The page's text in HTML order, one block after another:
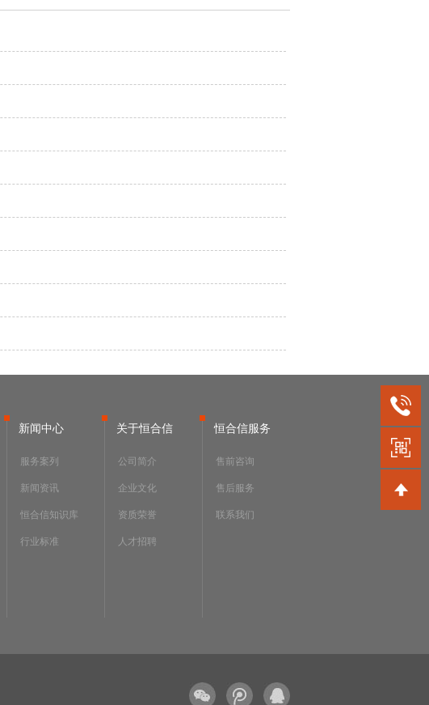
新闻中心
服务案列
新闻资讯
恒合信知识库
行业标准
关于恒合信
公司简介
企业文化
资质荣誉
人才招聘
恒合信服务
售前咨询
售后服务
联系我们